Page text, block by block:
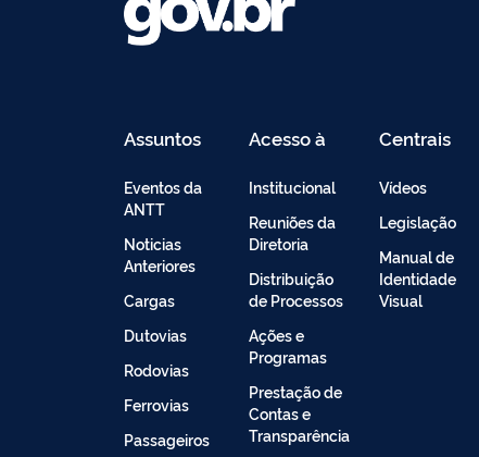
Assuntos
Eventos da
ANTT
Noticias
Anteriores
Cargas
Dutovias
Rodovias
Ferrovias
Passageiros
Acesso à
Institucional
Reuniões da
Diretoria
Distribuição
de Processos
Ações e
Programas
Prestação de
Contas e
Transparência
Centrais
Vídeos
Legislação
Manual de
Identidade
Visual